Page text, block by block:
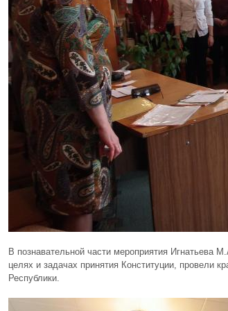
В познавательной части мероприятия
целях и задачах принятия Конституции, провели
Республики.